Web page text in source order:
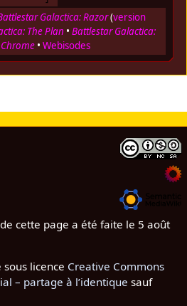
Galactica: Razor(version
The Plan • Battlestar Galactica:
• Webisodes
cette page a été faite le 5 août
licence Creative Commons
– partage à l’identique sauf